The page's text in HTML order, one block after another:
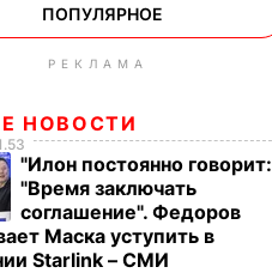
ПОПУЛЯРНОЕ
РЕКЛАМА
НОВОСТИ
"Илон постоянно говорит:
"Время заключать
соглашение". Федоров
Маска уступить в
Starlink – СМИ